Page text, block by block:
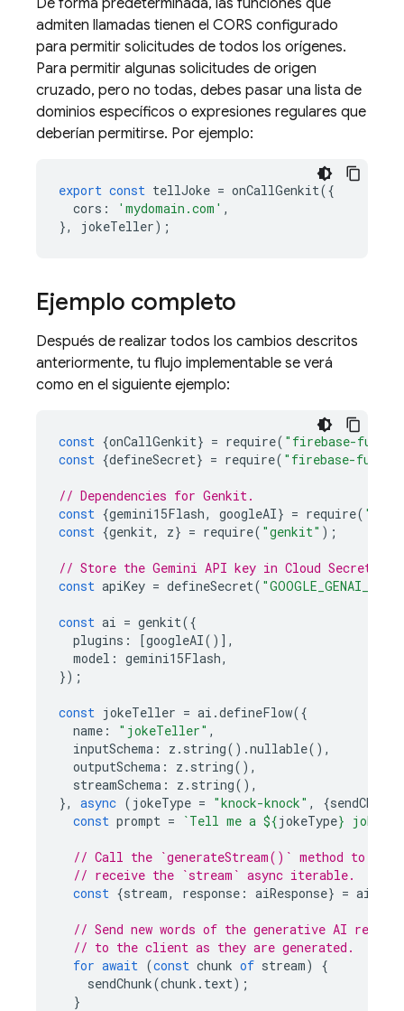
De forma predeterminada, las funciones que
admiten llamadas tienen el CORS configurado
para permitir solicitudes de todos los orígenes.
Para permitir algunas solicitudes de origen
cruzado, pero no todas, debes pasar una lista de
dominios específicos o expresiones regulares que
deberían permitirse. Por ejemplo:
export const tellJoke = onCallGenkit({
cors : 'mydomain.com' ,
},
jokeTeller);
Ejemplo completo
Después de realizar todos los cambios descritos
anteriormente, tu flujo implementable se verá
como en el siguiente ejemplo:
const {onCallGenkit} = require( "firebase-
const {defineSecret} = require( "firebase-
// Dependencies for Genkit.
const {gemini15Flash, googleAI} = require(
const {genkit, z} = require( "genkit" );
// Store the Gemini API key in Cloud Secret
const apiKey = defineSecret(
const ai = genkit({
plugins : [googleAI()],
model : gemini15Flash,
});
const jokeTeller = ai .defineFlow({
name : "jokeTeller" ,
inputSchema : z . string().nullable(),
outputSchema : z . string(),
streamSchema : z . string(),
},
async ( jokeType = "knock-knock" , {sendChunk
const prompt = `Tell me a ${jokeType} joke.`
// Call the `generateStream()` method to
// receive the `stream` async iterable.
const {stream, response : aiResponse} = ai
// Send new words of the generative AI
// to the client as they are generated.
for await (const chunk of stream)
{
sendChunk(chunk . text);
}